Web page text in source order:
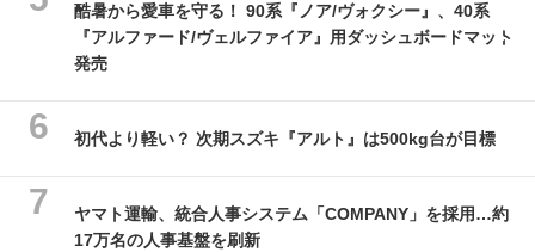
酷暑から愛車を守る！ 90系『ノア/ヴォクシー』、40系
『アルファード/ヴェルファイア』用ダッシュボードマット
発売
初代より軽い？ 次期スズキ『アルト』は500kg台が目標
ヤマト運輸、統合人事システム「COMPANY」を採用…約
17万名の人事基盤を刷新